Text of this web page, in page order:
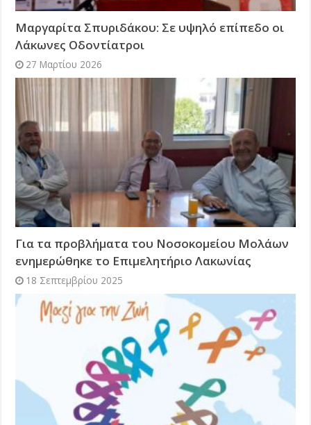
Μαργαρίτα Σπυριδάκου: Σε υψηλό επίπεδο οι
Λάκωνες Οδοντίατροι
27 Μαρτίου 2026
Για τα προβλήματα του Νοσοκομείου Μολάων
ενημερώθηκε το Επιμελητήριο Λακωνίας
18 Σεπτεμβρίου 2025